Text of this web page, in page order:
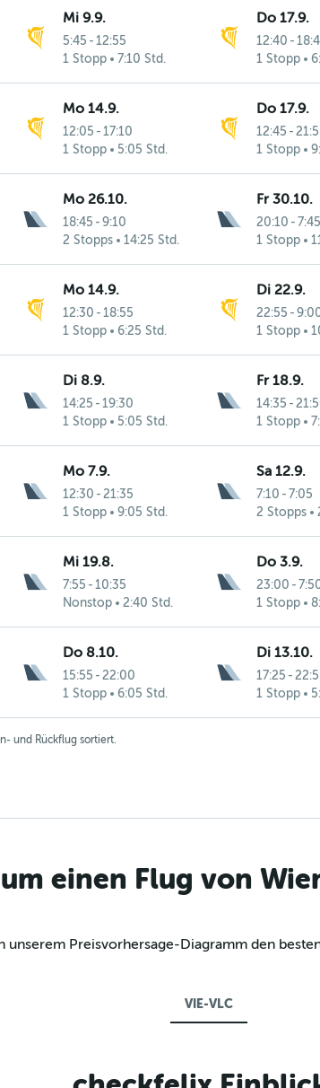
Mi 9.9.
5:45 - 12:55
1 Stopp
7:10 Std.
Do 17.9.
12:40 -
1 Stopp
Mo 14.9.
12:05 - 17:10
1 Stopp
5:05 Std.
Do 17.9.
12:45 -
1 Stopp
Mo 26.10.
18:45 - 9:10
2 Stopps
14:25 Std.
Fr 30.10.
20:10 - 7:45
1 Stopp
Mo 14.9.
12:30 - 18:55
1 Stopp
6:25 Std.
Di 22.9.
22:55 -
1 Stopp
Di 8.9.
14:25 - 19:30
1 Stopp
5:05 Std.
Fr 18.9.
14:35 -
1 Stopp
Mo 7.9.
12:30 - 21:35
1 Stopp
9:05 Std.
Sa 12.9.
7:10 - 7:05
2 Stopps
Mi 19.8.
7:55 - 10:35
Nonstop
2:40 Std.
Do 3.9.
23:00 -
1 Stopp
Do 8.10.
15:55 - 22:00
1 Stopp
6:05 Std.
Di 13.10.
17:25 -
1 Stopp
und Rückflug sortiert.
einen Flug von
unserem Preisvorhersage-Diagramm den
VIE-VLC